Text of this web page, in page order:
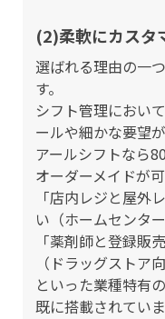
(2)柔軟にカスタ
選ばれる理由の一
す。
シフト管理におい
ールや細かな要望
アールシフトなら
オーダーメイドが可
「店内レジと屋外
い（ホームセンター
「薬剤師と登録販
（ドラッグストア
といった業種特有
既に搭載されていま